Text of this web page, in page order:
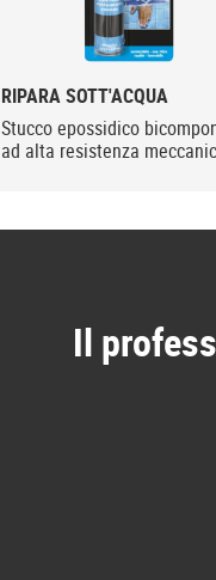
RIPARA SOTT'ACQUA
Stucco epossidico
ad alta resistenza
Il